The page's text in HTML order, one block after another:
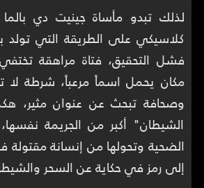
لذلك تبدو مأساة جينيت دي بالما
كلاسيكي على الطريقة التي تولد
فشل التحقيق، فتاة مراهقة
مكان يحمل اسماً مرعباً، شرطة لا
وصحافة تبحث عن عنوان مثير،
الشيطان" أكبر من الجريمة
الضحية وتحولها من إنسانة
إلى رمز في حكاية عن السحر